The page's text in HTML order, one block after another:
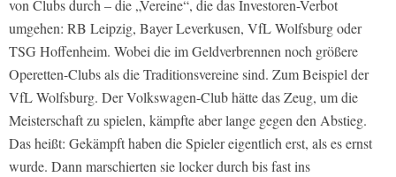
von Clubs durch – die „Vereine“, die das Investoren-Verbot
umgehen: RB Leipzig, Bayer Leverkusen, VfL Wolfsburg oder
TSG Hoffenheim. Wobei die im Geldverbrennen noch größere
Operetten-Clubs als die Traditionsvereine sind. Zum Beispiel der
VfL Wolfsburg. Der Volkswagen-Club hätte das Zeug, um die
Meisterschaft zu spielen, kämpfte aber lange gegen den Abstieg.
Das heißt: Gekämpft haben die Spieler eigentlich erst, als es ernst
wurde. Dann marschierten sie locker durch bis fast ins